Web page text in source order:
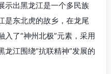
示出黑龙江是一个多民族
是东北虎的故乡，在龙尾
了“神州北极”元素，采用
江围绕“抗联精神”发展的